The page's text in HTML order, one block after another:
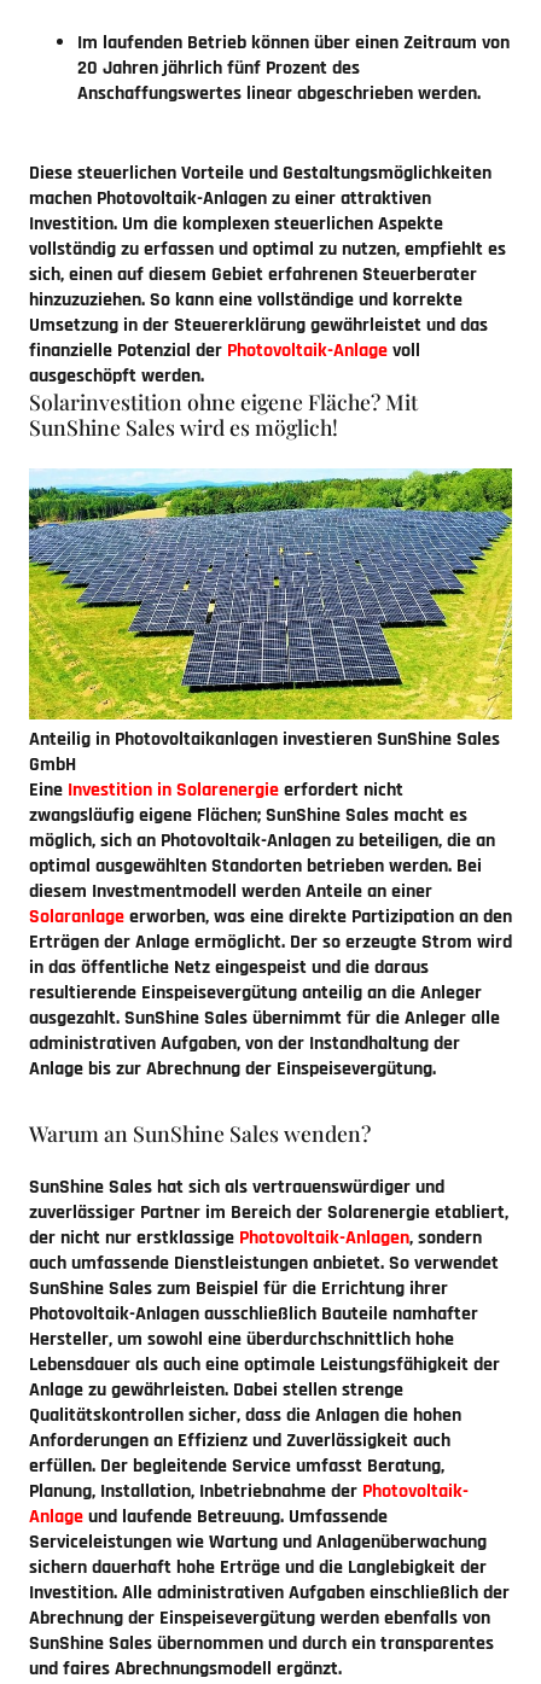
Im laufenden Betrieb können über einen Zeitraum von
20 Jahren jährlich fünf Prozent des
Anschaffungswertes linear abgeschrieben werden.
Diese steuerlichen Vorteile und Gestaltungsmöglichkeiten
machen Photovoltaik-Anlagen zu einer attraktiven
Investition. Um die komplexen steuerlichen Aspekte
vollständig zu erfassen und optimal zu nutzen, empfiehlt es
sich, einen auf diesem Gebiet erfahrenen Steuerberater
hinzuzuziehen. So kann eine vollständige und korrekte
Umsetzung in der Steuererklärung gewährleistet und das
finanzielle Potenzial der Photovoltaik-Anlagevoll
ausgeschöpft werden.
Solarinvestition ohne eigene Fläche? Mit
SunShine Sales wird es möglich!
Anteilig in Photovoltaikanlagen investierenSunShine Sales
GmbH
Eine Investition in Solarenergieerfordert nicht
zwangsläufig eigene Flächen; SunShine Sales macht es
möglich, sich an Photovoltaik-Anlagen zu beteiligen, die an
optimal ausgewählten Standorten betrieben werden. Bei
diesem Investmentmodell werden Anteile an einer
Solaranlageerworben, was eine direkte Partizipation an den
Erträgen der Anlage ermöglicht. Der so erzeugte Strom wird
in das öffentliche Netz eingespeist und die daraus
resultierende Einspeisevergütung anteilig an die Anleger
ausgezahlt. SunShine Sales übernimmt für die Anleger alle
administrativen Aufgaben, von der Instandhaltung der
Anlage bis zur Abrechnung der Einspeisevergütung.
Warum an SunShine Sales wenden?
SunShine Sales hat sich als vertrauenswürdiger und
zuverlässiger Partner im Bereich der Solarenergie etabliert,
der nicht nur erstklassige Photovoltaik-Anlagen, sondern
auch umfassende Dienstleistungen anbietet. So verwendet
SunShine Sales zum Beispiel für die Errichtung ihrer
Photovoltaik-Anlagen ausschließlich Bauteile namhafter
Hersteller, um sowohl eine überdurchschnittlich hohe
Lebensdauer als auch eine optimale Leistungsfähigkeit der
Anlage zu gewährleisten. Dabei stellen strenge
Qualitätskontrollen sicher, dass die Anlagen die hohen
Anforderungen an Effizienz und Zuverlässigkeit auch
erfüllen. Der begleitende Service umfasst Beratung,
Planung, Installation, Inbetriebnahme der Photovoltaik-
Anlageund laufende Betreuung. Umfassende
Serviceleistungen wie Wartung und Anlagenüberwachung
sichern dauerhaft hohe Erträge und die Langlebigkeit der
Investition. Alle administrativen Aufgaben einschließlich der
Abrechnung der Einspeisevergütung werden ebenfalls von
SunShine Sales übernommen und durch ein transparentes
und faires Abrechnungsmodell ergänzt.